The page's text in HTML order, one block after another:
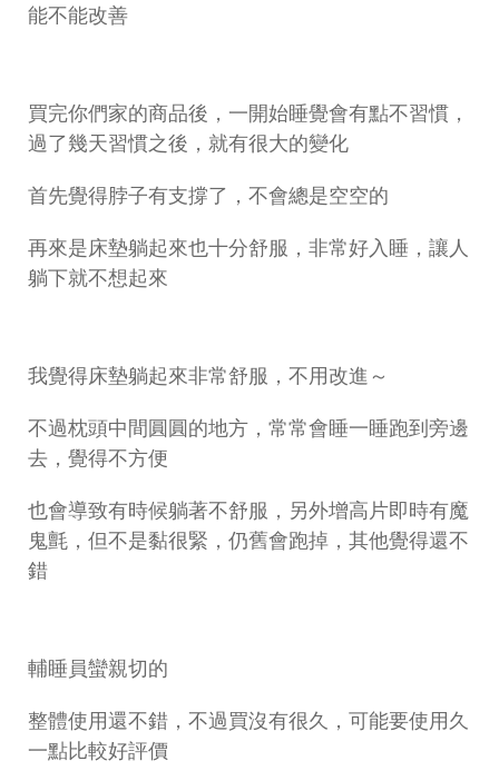
能不能改善
買完你們家的商品後，一開始睡覺會有點不習慣，
過了幾天習慣之後，就有很大的變化
首先覺得脖子有支撐了，不會總是空空的
再來是床墊躺起來也十分舒服，非常好入睡，讓人
躺下就不想起來
我覺得床墊躺起來非常舒服，不用改進～
不過枕頭中間圓圓的地方，常常會睡一睡跑到旁邊
去，覺得不方便
也會導致有時候躺著不舒服，另外增高片即時有魔
鬼氈，但不是黏很緊，仍舊會跑掉，其他覺得還不
錯
輔睡員蠻親切的
整體使用還不錯，不過買沒有很久，可能要使用久
一點比較好評價